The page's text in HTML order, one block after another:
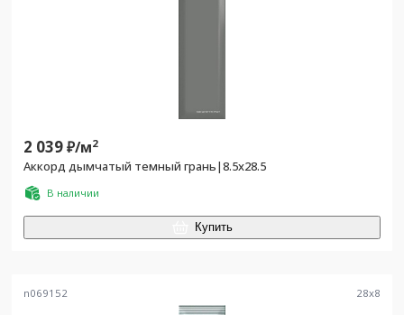
2 039₽/м2
Аккорд дымчатый темный грань|8.5x28.5
В наличии
Купить
n069152 28x8